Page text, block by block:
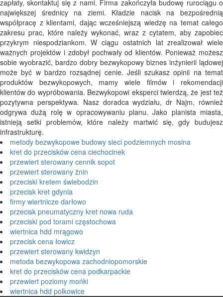
zapłaty, skontaktuj się z nami. Firma zakończyła budowę rurociągu o
największej średnicy na ziemi. Kładzie nacisk na bezpośrednią
współpracę z klientami, dając wcześniejszą wiedzę na temat całego
zakresu prac, które należy wykonać, wraz z cytatem, aby zapobiec
przykrym niespodziankom. W ciągu ostatnich lat zrealizował wiele
ważnych projektów i zdobył pochwały od klientów. Ponieważ możesz
sobie wyobrazić, bardzo dobry bezwykopowy biznes inżynierii lądowej
może być w bardzo rozsądnej cenie. Jeśli szukasz opinii na temat
produktów bezwykopowych, mamy wiele filmów i rekomendacji
klientów do wypróbowania. Bezwykopowi eksperci twierdzą, że jest też
pozytywna perspektywa. Nasz doradca wydziału, dr Najm, również
odgrywa dużą rolę w opracowywaniu planu. Jako planista miasta,
istnieją setki problemów, które należy martwić się, gdy budujesz
infrastrukturę.
metody bezwykopowe budowy sieci podziemnych mosina
kret do przecisków cena ciechocinek
przewiert sterowany cennik sopot
przewiert sterowany żnin
przeciski kretem świebodzin
przecisk kret gdynia
firmy wiertnicze darłowo
przecisk pneumatyczny kret nowa ruda
przeciski pod torami częstochowa
wiertnica hdd mrągowo
przecisk cena łowicz
przewiert sterowany kwidzyn
metoda bezwykopowa zachodniopomorskie
kret do przecisków cena podkarpackie
przewiert poziomy mońki
wiertnica hdd polkowice